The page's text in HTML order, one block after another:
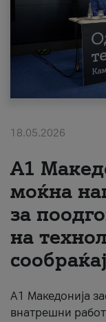
Поддршка
Надополни
18.05.2026
A1
моќна
за
на
A1 Македонија
внатрешни